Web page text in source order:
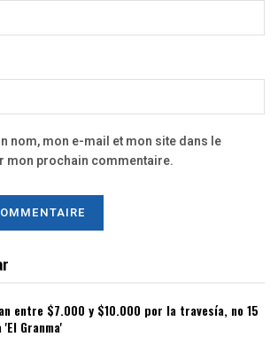
nom, mon e-mail et mon site dans le
mon prochain commentaire.
entre $7.000 y $10.000 por la travesía, no 15
Granma'